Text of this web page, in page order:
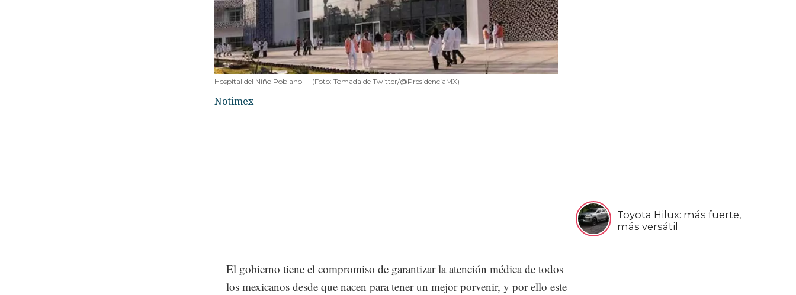
Toyota Hilux: más fuerte,
más versátil
Hospital del Niño Poblano - (Foto: Tomada de Twitter/@PresidenciaMX)
Notimex
El gobierno tiene el compromiso de garantizar la atención médica de todos
los mexicanos desde que nacen para tener un mejor porvenir, y por ello este